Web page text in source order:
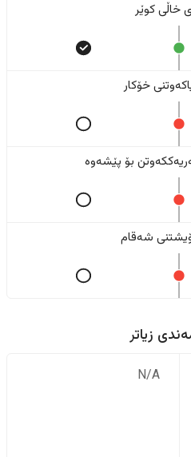
خاڵی کوێر
خۆکار
بۆ پێشەوە
شەقام
زیاتر
N/A